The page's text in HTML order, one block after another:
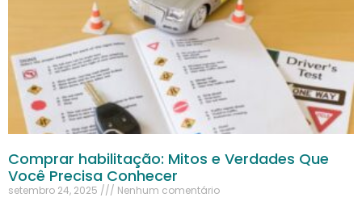
Comprar habilitação: Mitos e Verdades Que
Você Precisa Conhecer
setembro 24, 2025 Nenhum comentário